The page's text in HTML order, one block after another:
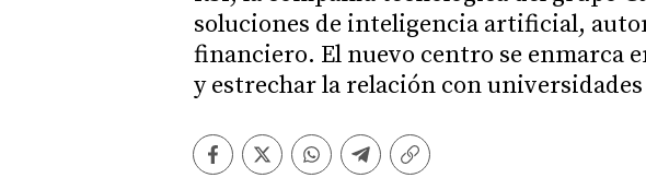
soluciones de inteligencia artificial,
financiero. El nuevo centro se enmarca
y estrechar la relación con
Facebook
TwitterWhatsapp
Telegram
Copiar